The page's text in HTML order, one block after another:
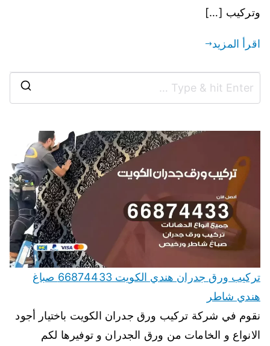
وتركيب […]
اقرأ المزيد
تركيب ورق جدران هندي الكويت 66874433 صباغ
هندي شاطر
نقوم في شركة تركيب ورق جدران الكويت باختيار أجود
الانواع و الخامات من ورق الجدران و توفيرها لكم